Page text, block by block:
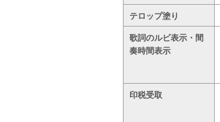
テロップ塗り
歌詞のルビ表示・間
奏時間表示
印税受取